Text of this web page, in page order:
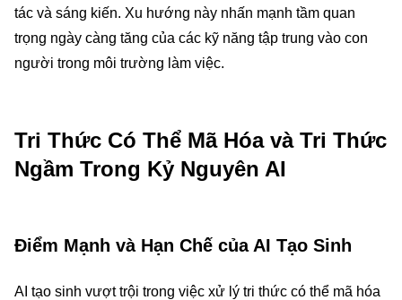
tác và sáng kiến. Xu hướng này nhấn mạnh tầm quan
trọng ngày càng tăng của các kỹ năng tập trung vào con
người trong môi trường làm việc.
Tri Thức Có Thể Mã Hóa và Tri Thức
Ngầm Trong Kỷ Nguyên AI
Điểm Mạnh và Hạn Chế của AI Tạo Sinh
AI tạo sinh vượt trội trong việc xử lý tri thức có thể mã hóa